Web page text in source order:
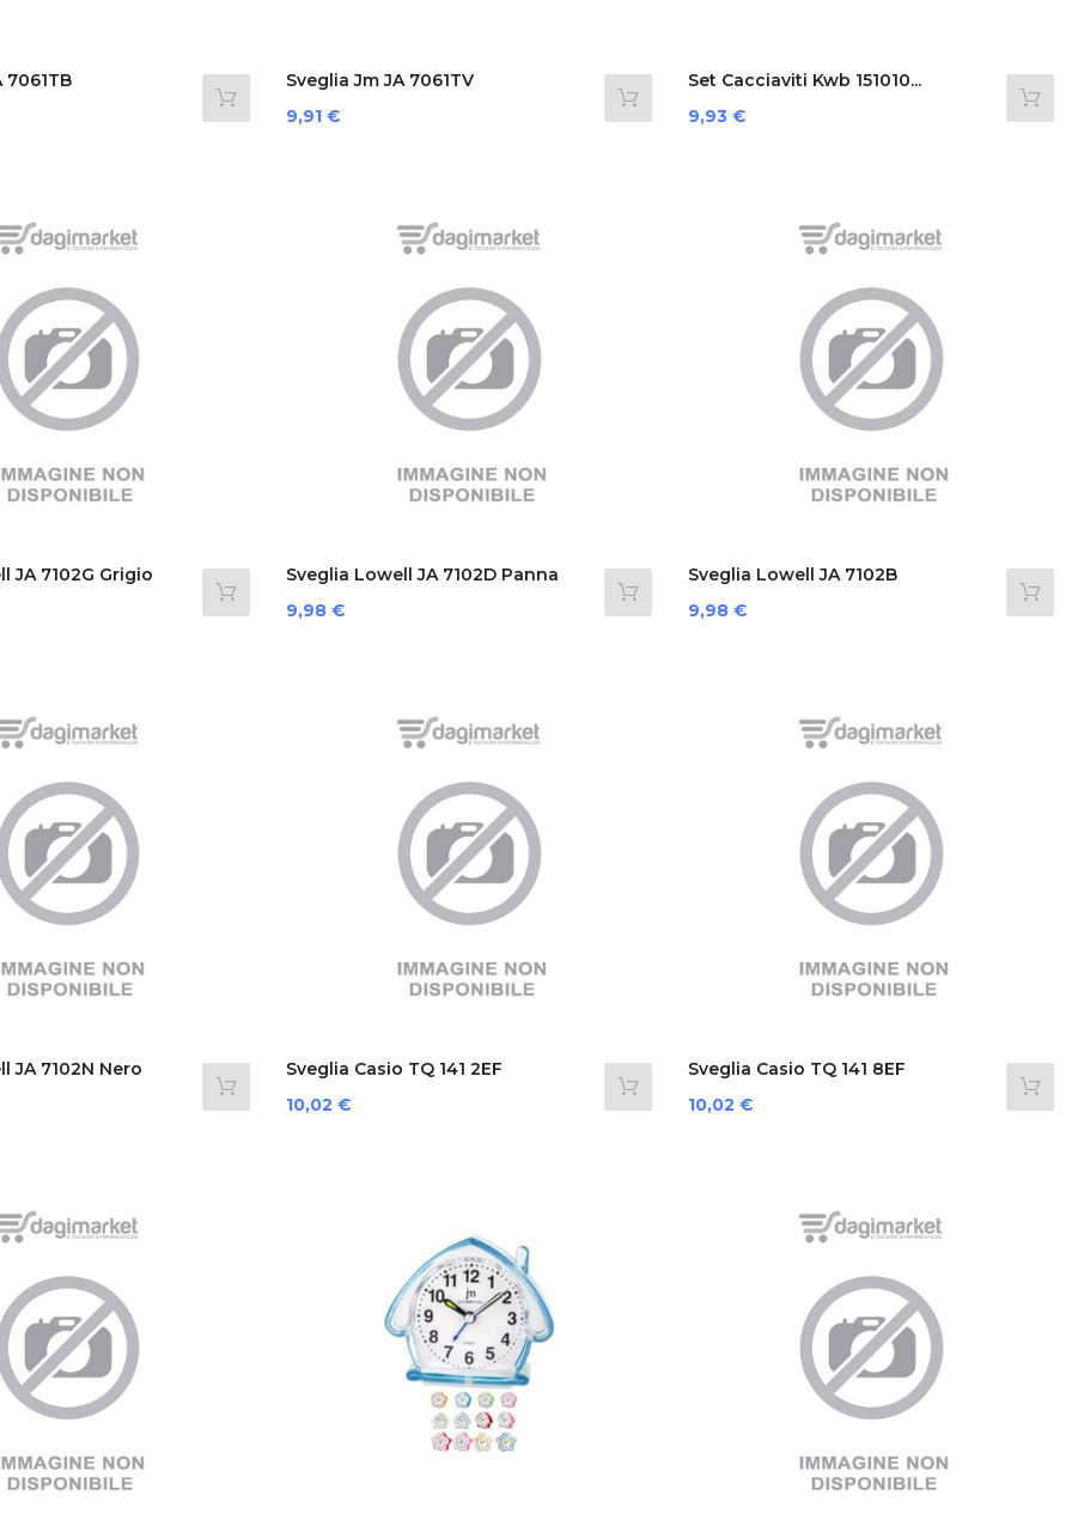
7061TB
Sveglia Jm JA 7061TV
Prezzo
9,91 €
Set Cacciaviti Kwb 151010...
Prezzo
9,93 €
JA 7102G Grigio
Sveglia Lowell JA 7102D Panna
Prezzo
9,98 €
Sveglia Lowell JA 7102B
Prezzo
9,98 €
JA 7102N Nero
Sveglia Casio TQ 141 2EF
Prezzo
10,02 €
Sveglia Casio TQ 141 8EF
Prezzo
10,02 €